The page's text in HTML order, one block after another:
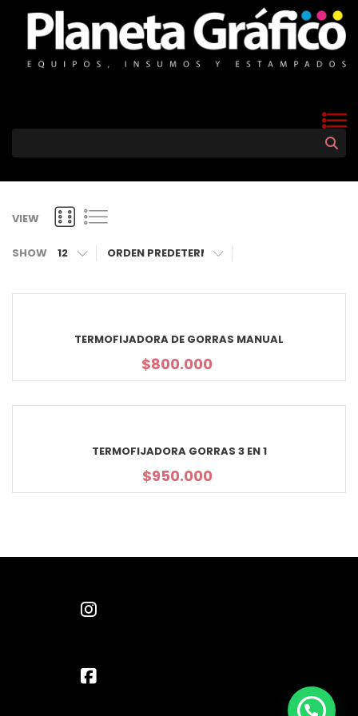
VIEW
SHOW 12
TERMOFIJADORA DE GORRAS MANUAL
$800.000
TERMOFIJADORA GORRAS 3 EN 1
$950.000